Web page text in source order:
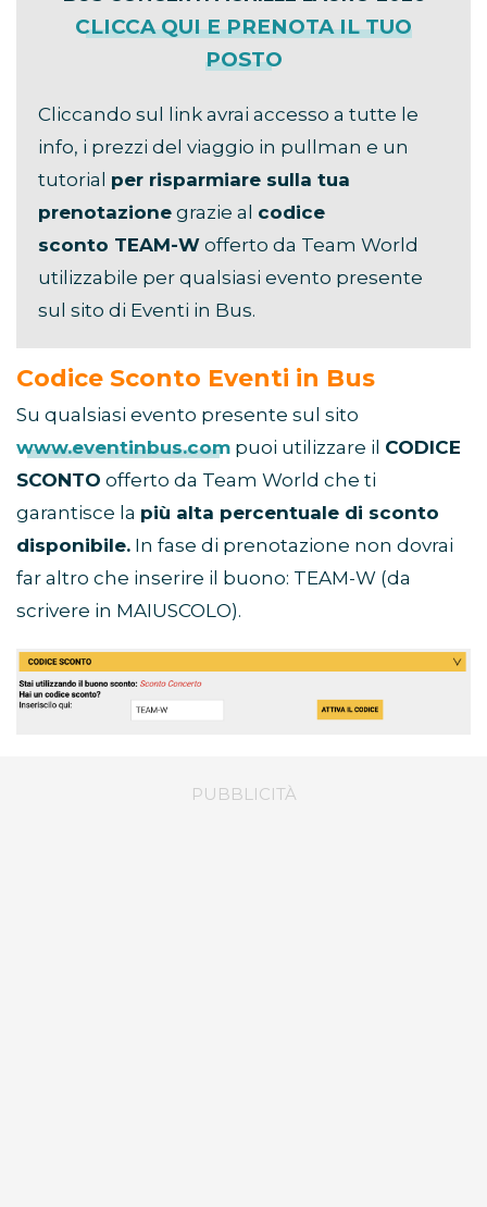
CLICCA QUI E PRENOTA IL TUO
POSTO
Cliccando sul link avrai accesso a tutte le
info, i prezzi del viaggio in pullman e un
tutorial per risparmiare sulla tua
prenotazione grazie al codice
sconto TEAM-W offerto da Team World
utilizzabile per qualsiasi evento presente
sul sito di Eventi in Bus.
Codice Sconto Eventi in Bus
Su qualsiasi evento presente sul sito
www.eventinbus.com puoi utilizzare il CODICE
SCONTO offerto da Team World che ti
garantisce la più alta percentuale di sconto
disponibile. In fase di prenotazione non dovrai
far altro che inserire il buono: TEAM-W (da
scrivere in MAIUSCOLO).